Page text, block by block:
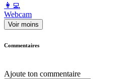
️👩‍💻️
Webcam
Voir moins
Commentaires
Ajoute ton commentaire